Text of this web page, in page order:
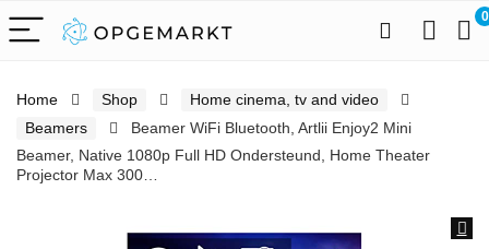
0
Home Shop
Home cinema, tv and video
Beamers
Beamer WiFi Bluetooth, Artlii Enjoy2 Mini
Beamer, Native 1080p Full HD Ondersteund, Home Theater
Projector Max 300…